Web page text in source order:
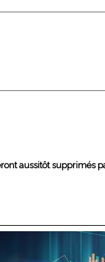
aussitôt supprimés